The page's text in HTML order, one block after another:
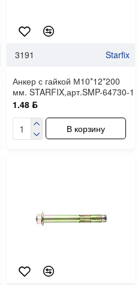
3191 Starfix
Анкер с гайкой М10*12*200
мм. STARFIX,арт.SMP-64730-1
1.48 ƃ
В корзину